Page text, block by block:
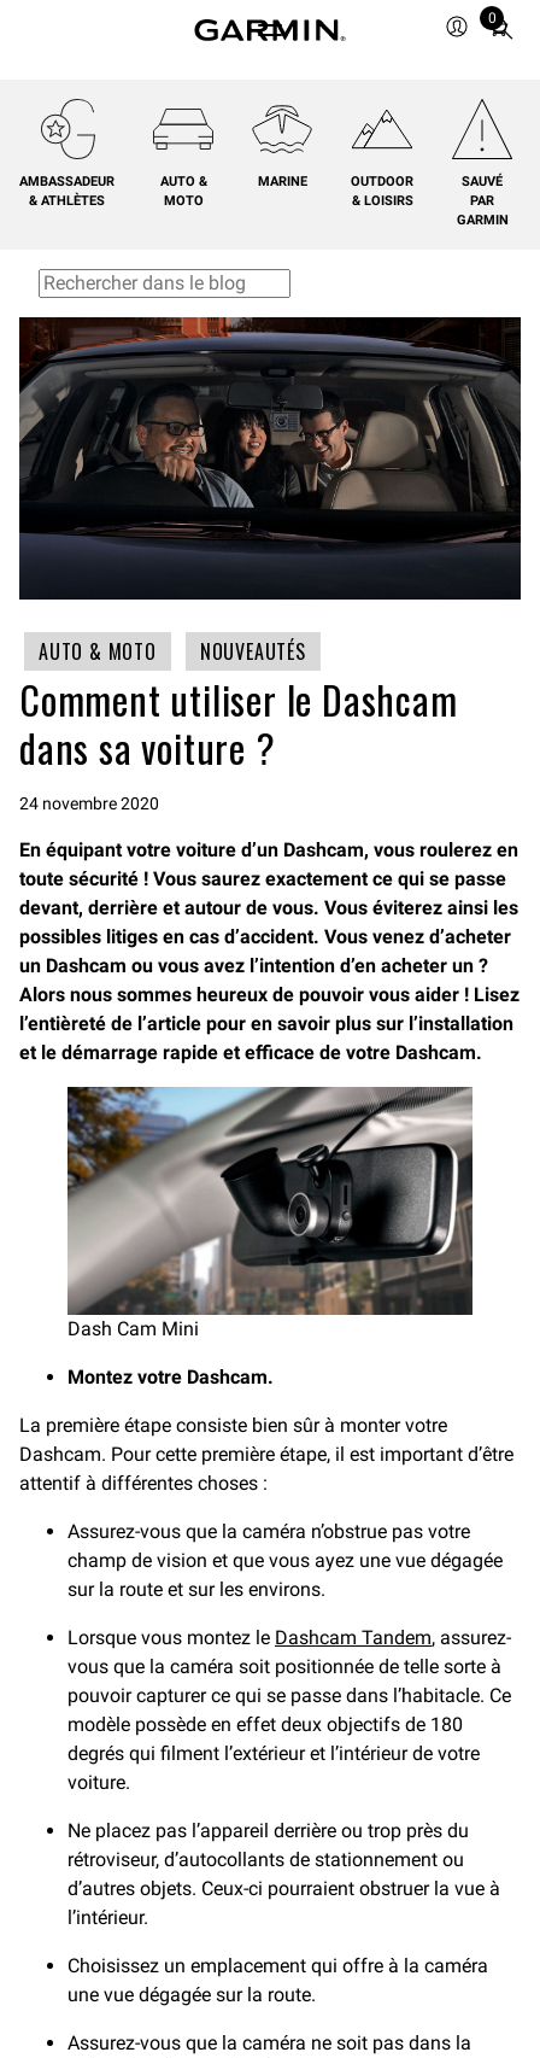
0
Total
cart:
0
AMBASSADEUR
& ATHLÈTES
AUTO &
MOTO
MARINE
OUTDOOR
& LOISIRS
SAUVÉ
PAR
GARMIN
AUTO & MOTO NOUVEAUTÉS
Comment utiliser le Dashcam
dans sa voiture ?
24 novembre 2020
En équipant votre voiture d’un Dashcam, vous roulerez en
toute sécurité ! Vous saurez exactement ce qui se passe
devant, derrière et autour de vous. Vous éviterez ainsi les
possibles litiges en cas d’accident. Vous venez d’acheter
un Dashcam ou vous avez l’intention d’en acheter un ?
Alors nous sommes heureux de pouvoir vous aider ! Lisez
l’entièreté de l’article pour en savoir plus sur l’installation
et le démarrage rapide et efficace de votre Dashcam.
Dash Cam Mini
Montez votre Dashcam.
La première étape consiste bien sûr à monter votre
Dashcam. Pour cette première étape, il est important d’être
attentif à différentes choses :
Assurez-vous que la caméra n’obstrue pas votre
champ de vision et que vous ayez une vue dégagée
sur la route et sur les environs.
Lorsque vous montez le Dashcam Tandem, assurez-
vous que la caméra soit positionnée de telle sorte à
pouvoir capturer ce qui se passe dans l’habitacle. Ce
modèle possède en effet deux objectifs de 180
degrés qui filment l’extérieur et l’intérieur de votre
voiture.
Ne placez pas l’appareil derrière ou trop près du
rétroviseur, d’autocollants de stationnement ou
d’autres objets. Ceux-ci pourraient obstruer la vue à
l’intérieur.
Choisissez un emplacement qui offre à la caméra
une vue dégagée sur la route.
Assurez-vous que la caméra ne soit pas dans la